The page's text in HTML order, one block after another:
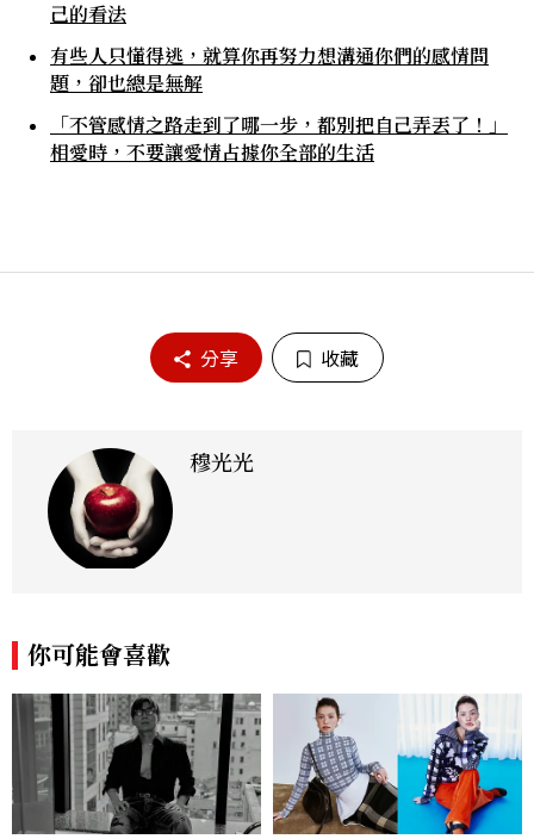
己的看法
有些人只懂得逃，就算你再努力想溝通你們的感情問
題，卻也總是無解
「不管感情之路走到了哪一步，都別把自己弄丟了！」
相愛時，不要讓愛情占據你全部的生活
分享 收藏
穆光光
你可能會喜歡